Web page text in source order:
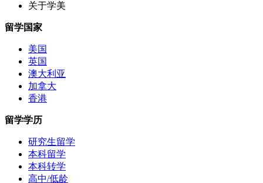
关于学美
留学国家
美国
英国
澳大利亚
加拿大
香港
留学学历
研究生留学
本科留学
本科转学
高中/低龄